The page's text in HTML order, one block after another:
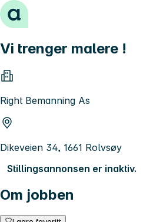
Hopp til innhold
Vi trenger malere !
Right Bemanning As
Dikeveien 34, 1661 Rolvsøy
Stillingsannonsen er inaktiv.
Om jobben